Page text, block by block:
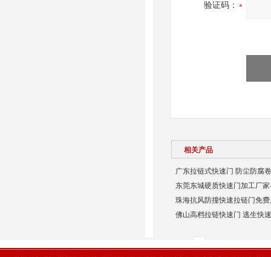
验证码：
相关产品
广东拉链式快速门 防尘防腐
东莞东城硬质快速门加工厂
珠海抗风防撞快速拉链门免
佛山高档拉链快速门 逃生快